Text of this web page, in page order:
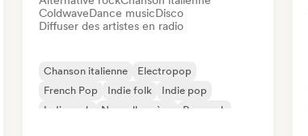
ColdwaveDance musicDisco
Diffuser des artistes en radio
Chanson italienne
Electropop
French Pop
Indie folk
Indie pop
Indie rock
Nouvelle scène Pop rock